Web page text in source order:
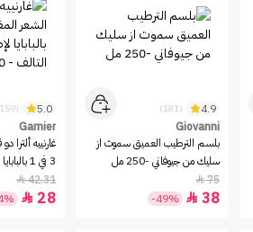
4.9
(181)
Giovanni
بلسم الترطيب العميق سموث از
سليك من جيوفاني -250 مل
75

38

-49%
5.0
(159)
Garnier
غارنييه ألترا
3 في 1
- 390 مل
42.31

28
